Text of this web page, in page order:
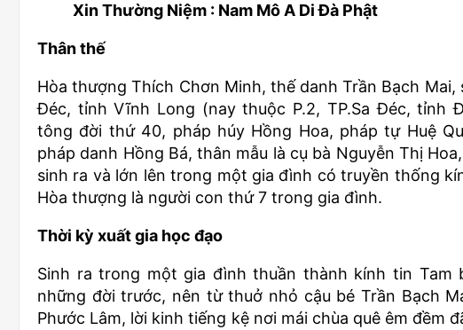
Xin Thường Niệm : Nam Mô A Di Đà Phật
Thân thế
Hòa thượng Thích Chơn Minh, thế danh Trần Bạch Mai,
Đéc, tỉnh Vĩnh Long (nay thuộc P.2, TP.Sa Đéc, tỉnh
tông đời thứ 40, pháp húy Hồng Hoa, pháp tự Huệ
pháp danh Hồng Bá, thân mẫu là cụ bà Nguyễn Thị
sinh ra và lớn lên trong một gia đình có truyền thống
Hòa thượng là người con thứ 7 trong gia đình.
Thời kỳ xuất gia học đạo
Sinh ra trong một gia đình thuần thành kính tin Tam
những đời trước, nên từ thuở nhỏ cậu bé Trần Bạch
Phước Lâm, lời kinh tiếng kệ nơi mái chùa quê êm đềm